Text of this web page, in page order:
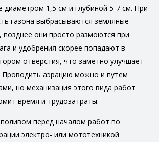
диаметром 1,5 см и глубиной 5-7 см. При
газона выбрасываются земляные
позднее они просто размоются при
и удобрения скорее попадают в
отверстия, что заметно улучшает
Проводить аэрацию можно и путем
но механизация этого вида работ
время и трудозатраты.
перед началом работ по
электро- или мототехникой